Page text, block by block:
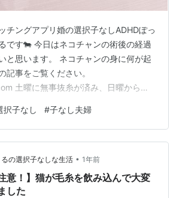
チングアプリ婚の選択子なしADHDぽっ
です🐄 今日はネコチャンの術後の経過
と思います。 ネコチャンの身に何が起
記事をご覧ください。
土曜に無事抜糸が済み、日曜からは
はうちのネコチャン、冬でもあまり毛が
らしく、冬はお洋服を着せると喜ぶん
今回の術後着も嫌がることなく着てく
うちのネコチャン、お薬をあげようと
きて欲しがる不思議っ子…。 おかげで
ない日もスムーズ…
択子なし #子なし夫婦
の選択子なしな生活 • 1年前
意！】猫が毛糸を飲み込んで大変
した